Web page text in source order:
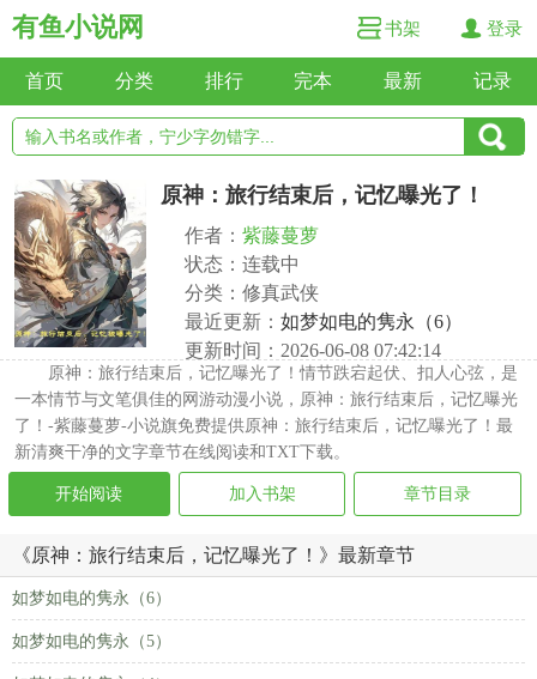
有鱼小说网 书架 登录
首页 分类 排行 完本 最新 记录
原神：旅行结束后，记忆曝光了！
作者： 紫藤蔓萝
状态：连载中
分类：修真武侠
最近更新： 如梦如电的隽永（6）
更新时间：2026-06-08 07:42:14
原神：旅行结束后，记忆曝光了！情节跌宕起伏、扣人心弦，是
一本情节与文笔俱佳的网游动漫小说，原神：旅行结束后，记忆曝光
了！-紫藤蔓萝-小说旗免费提供原神：旅行结束后，记忆曝光了！最
新清爽干净的文字章节在线阅读和TXT下载。
开始阅读 加入书架 章节目录
《原神：旅行结束后，记忆曝光了！》最新章节
如梦如电的隽永（6）
如梦如电的隽永（5）